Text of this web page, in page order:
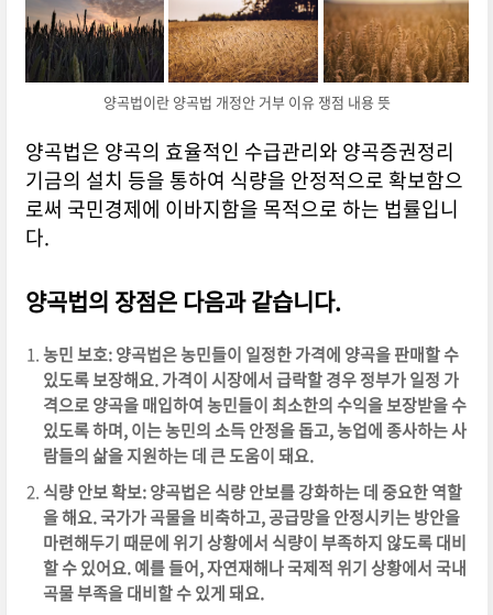
양곡법이란 양곡법 개정안 거부 이유 쟁점 내용 뜻
양곡법은 양곡의 효율적인 수급관리와 양곡증권정리
기금의 설치 등을 통하여 식량을 안정적으로 확보함으
로써 국민경제에 이바지함을 목적으로 하는 법률입니
다.
양곡법의 장점은 다음과 같습니다.
농민 보호: 양곡법은 농민들이 일정한 가격에 양곡을 판매할 수
있도록 보장해요. 가격이 시장에서 급락할 경우 정부가 일정 가
격으로 양곡을 매입하여 농민들이 최소한의 수익을 보장받을 수
있도록 하며, 이는 농민의 소득 안정을 돕고, 농업에 종사하는 사
람들의 삶을 지원하는 데 큰 도움이 돼요.
식량 안보 확보: 양곡법은 식량 안보를 강화하는 데 중요한 역할
을 해요. 국가가 곡물을 비축하고, 공급망을 안정시키는 방안을
마련해두기 때문에 위기 상황에서 식량이 부족하지 않도록 대비
할 수 있어요. 예를 들어, 자연재해나 국제적 위기 상황에서 국내
곡물 부족을 대비할 수 있게 돼요.